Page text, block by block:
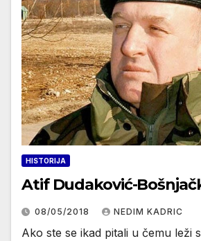
HISTORIJA
Atif Dudaković-
08/05/2018 NEDIM KADRIC
Ako ste se ikad pitali u čemu leži